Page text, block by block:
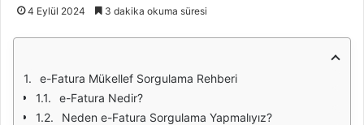
4 Eylül 2024 3 dakika okuma süresi
e-Fatura Mükellef Sorgulama Rehberi
e-Fatura Nedir?
Neden e-Fatura Sorgulama Yapmalıyız?